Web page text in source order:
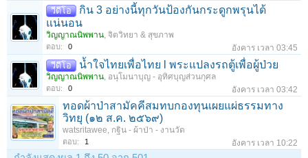
วีดีโอ
กิน 3 อย่างนี้ทุกวันป้องกันกระดูกพรุนได้
แน่นอน
วิญญาณนิพพาน, จิตวิทยา & สุขภาพ
ตอบ: 0 อังคาร เวลา 03:45
วีดีโอ น้ำใจไทยเพื่อไทย l พระแปลงรถตู้เพื่อผู้ป่วย
วิญญาณนิพพาน, อนุโมนาบุญ - อุทิศบุญส่วนกุศล
ตอบ: 0 อังคาร เวลา 03:42
ทอดผ้าป่าสามัคคีสมทบกองทุนเผยแผ่ธรรมทาง
วิทยุ (๑๒ ส.ค. ๒๕๖๙)
watsritawee, กฐิน - ผ้าป่า - งานวัด
ตอบ: 1 อังคาร เวลา 10:22